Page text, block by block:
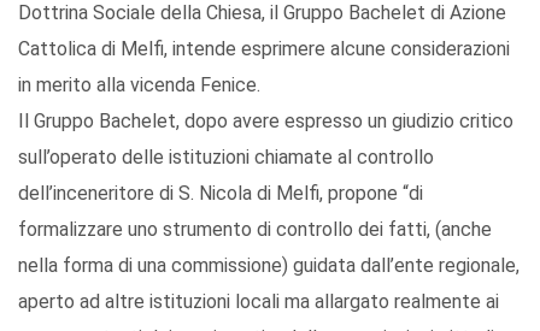
Dottrina Sociale della Chiesa, il Gruppo Bachelet di Azione
Cattolica di Melfi, intende esprimere alcune considerazioni
in merito alla vicenda Fenice.
Il Gruppo Bachelet, dopo avere espresso un giudizio critico
sull’operato delle istituzioni chiamate al controllo
dell’inceneritore di S. Nicola di Melfi, propone “di
formalizzare uno strumento di controllo dei fatti, (anche
nella forma di una commissione) guidata dall’ente regionale,
aperto ad altre istituzioni locali ma allargato realmente ai